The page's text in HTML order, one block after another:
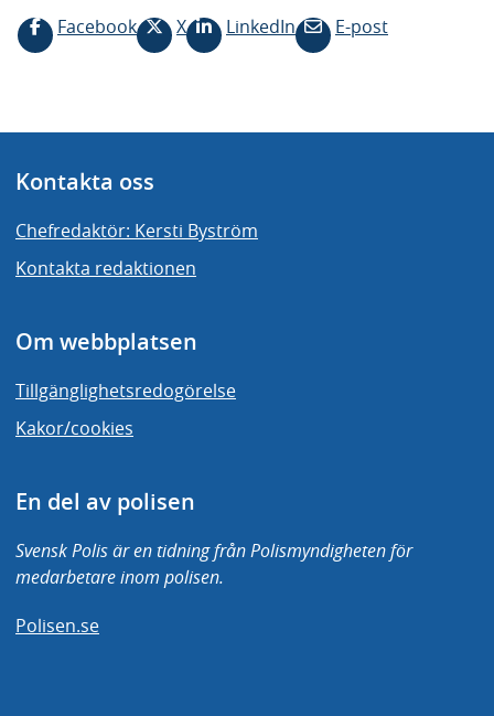
Facebook
X LinkedIn E-post
Kontakta oss
Chefredaktör: Kersti Byström
Kontakta redaktionen
Om webbplatsen
Tillgänglighetsredogörelse
Kakor/cookies
En del av polisen
Svensk Polis är en tidning från Polismyndigheten för
medarbetare inom polisen.
Polisen.se